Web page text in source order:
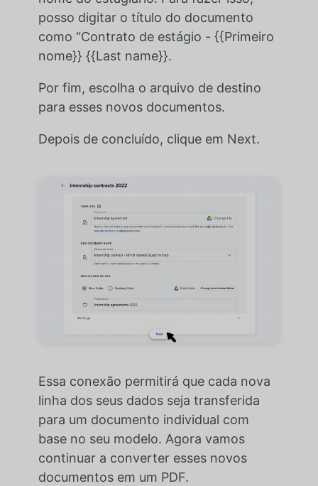
posso digitar o título do documento
como “Contrato de estágio - {{Primeiro
nome}} {{Last name}}.
Por fim, escolha o arquivo de destino
para esses novos documentos.
Depois de concluído, clique em Next.
Essa conexão permitirá que cada nova
linha dos seus dados seja transferida
para um documento individual com
base no seu modelo. Agora vamos
continuar a converter esses novos
documentos em um PDF.